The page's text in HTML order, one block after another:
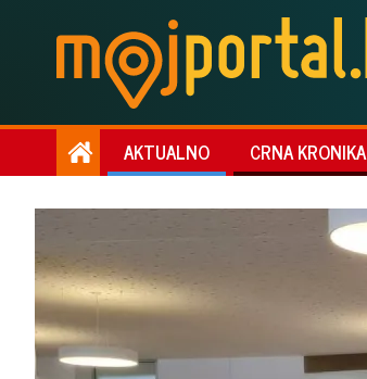
AKTUALNO CRNA KRONIKA